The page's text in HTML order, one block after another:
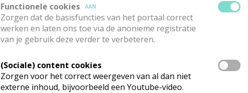
Functionele cookies
AAN
Zorgen dat de basisfuncties van het portaal correct
werken en laten ons toe via de anonieme registratie
van je gebruik deze verder te verbeteren.
(Sociale) content cookies
Zorgen voor het correct weergeven van al dan niet
externe inhoud, bijvoorbeeld een Youtube-video.